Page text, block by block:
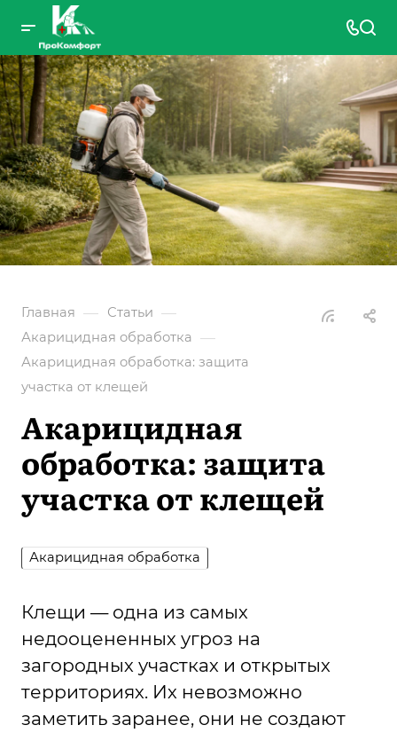
Главная — Статьи —
Акарицидная обработка —
Акарицидная обработка: защита
участка от клещей
Акарицидная
обработка: защита
участка от клещей
Акарицидная обработка
Клещи — одна из самых
недооцененных угроз на
загородных участках и открытых
территориях. Их невозможно
заметить заранее, они не создают